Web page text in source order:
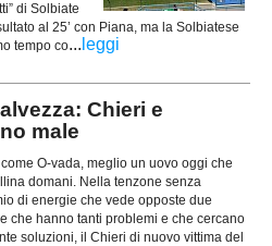
di Solbiate
al 25’ con Piana, ma la Solbiatese
tempo co... leggi
Chieri e
male
O-vada, meglio un uovo oggi che
domani. Nella tenzone senza
di energie che vede opposte due
che hanno tanti problemi e che cercano
soluzioni, il Chieri di nuovo vittima del